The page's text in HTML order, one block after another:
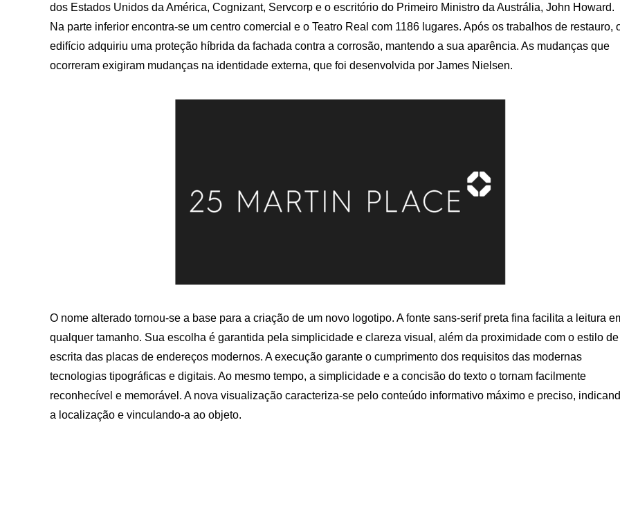
dos Estados Unidos da América, Cognizant, Servcorp e o escritório do Primeiro Ministro da Austrália, John Howard.
Na parte inferior encontra-se um centro comercial e o Teatro Real com 1186 lugares. Após os trabalhos de restauro,
edifício adquiriu uma proteção híbrida da fachada contra a corrosão, mantendo a sua aparência. As mudanças que
ocorreram exigiram mudanças na identidade externa, que foi desenvolvida por James Nielsen.
O nome alterado tornou-se a base para a criação de um novo logotipo. A fonte sans-serif preta fina facilita a leitura
qualquer tamanho. Sua escolha é garantida pela simplicidade e clareza visual, além da proximidade com o estilo de
escrita das placas de endereços modernos. A execução garante o cumprimento dos requisitos das modernas
tecnologias tipográficas e digitais. Ao mesmo tempo, a simplicidade e a concisão do texto o tornam facilmente
reconhecível e memorável. A nova visualização caracteriza-se pelo conteúdo informativo máximo e preciso,
a localização e vinculando-a ao objeto.